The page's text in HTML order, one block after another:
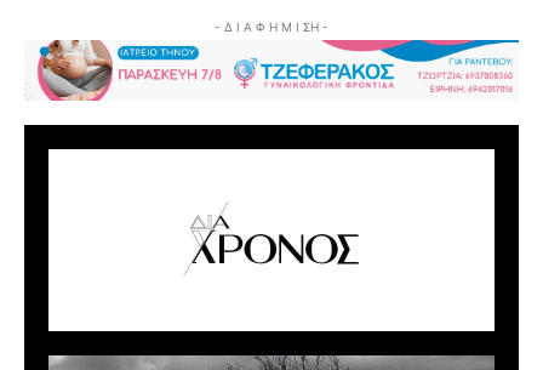
- Δ Ι Α Φ Η Μ Ι ΣΗ -